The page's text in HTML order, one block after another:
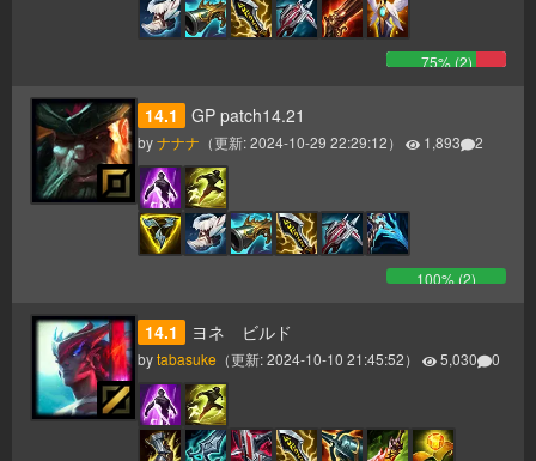
75% (2)
14.1 GP patch14.21
byナナナ （更新:2024-10-29 22:29:12） 1,893 2
100% (2)
14.1 ヨネ ビルド
bytabasuke （更新:2024-10-10 21:45:52） 5,030 0